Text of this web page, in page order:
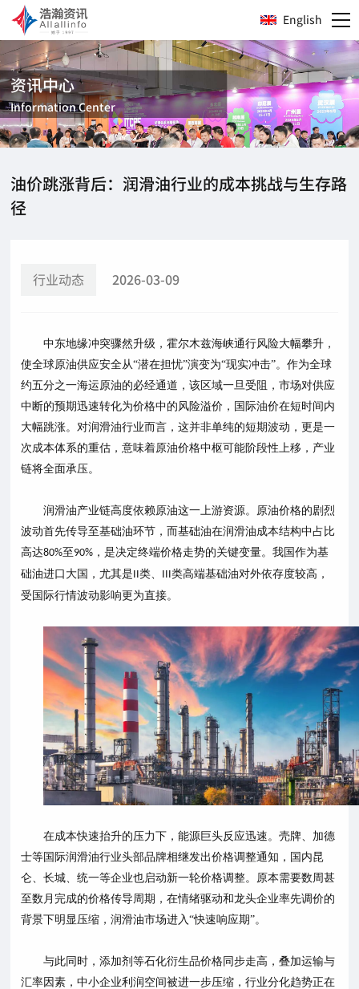
English
资讯中心
Information Center
油价跳涨背后：润滑油行业的成本挑战与生存路
径
行业动态 2026-03-09
中东地缘冲突骤然升级，霍尔木兹海峡通行风险大幅攀升，
使全球原油供应安全从“潜在担忧”演变为“现实冲击”。作为全球
约五分之一海运原油的必经通道，该区域一旦受阻，市场对供应
中断的预期迅速转化为价格中的风险溢价，国际油价在短时间内
大幅跳涨。对润滑油行业而言，这并非单纯的短期波动，更是一
次成本体系的重估，意味着原油价格中枢可能阶段性上移，产业
链将全面承压。
润滑油产业链高度依赖原油这一上游资源。原油价格的剧烈
波动首先传导至基础油环节，而基础油在润滑油成本结构中占比
高达80%至 90% ，是决定终端价格走势的关键变量。我国作为基
础油进口大国，尤其是II类、 III类高端基础油对外依存度较高，
受国际行情波动影响更为直接。
在成本快速抬升的压力下，能源巨头反应迅速。壳牌、加德
士等国际润滑油行业头部品牌相继发出价格调整通知，国内昆
仑、长城、统一等企业也启动新一轮价格调整。原本需要数周甚
至数月完成的价格传导周期，在情绪驱动和龙头企业率先调价的
背景下明显压缩，润滑油市场进入“快速响应期”。
与此同时，添加剂等石化衍生品价格同步走高，叠加运输与
汇率因素，中小企业利润空间被进一步压缩，行业分化趋势正在